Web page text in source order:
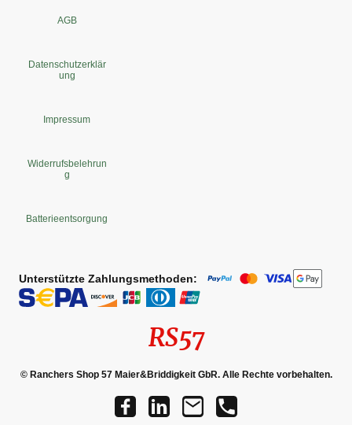
AGB
Datenschutzerklär
ung
Impressum
Widerrufsbelehrun
g
Batterieentsorgung
Unterstützte Zahlungsmethoden:
RS57
© Ranchers Shop 57 Maier&Briddigkeit GbR. Alle Rechte vorbehalten.